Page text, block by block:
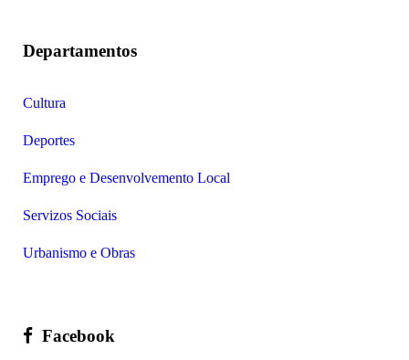
Departamentos
Cultura
Deportes
Emprego e Desenvolvemento Local
Servizos Sociais
Urbanismo e Obras
Facebook